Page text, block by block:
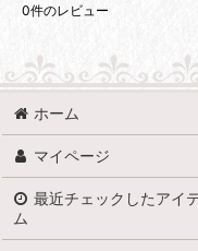
0件のレビュー
ホーム
マイページ
最近チェックしたアイ
ム